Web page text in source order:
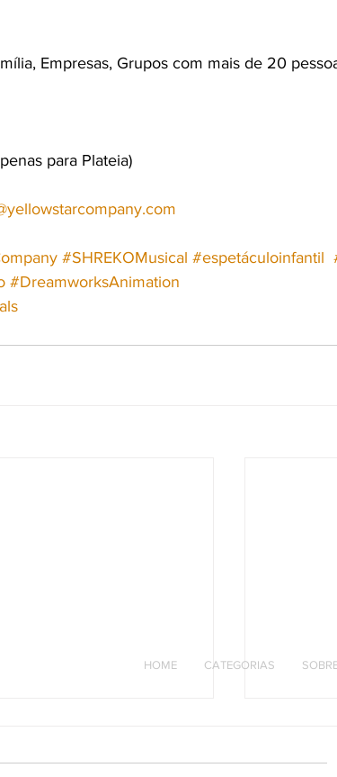
Empresas, Grupos com mais de 20
para Plateia)
#SHREKOMusical #espetáculoinfantil
#DreamworksAnimation
HOME CATEGORIAS